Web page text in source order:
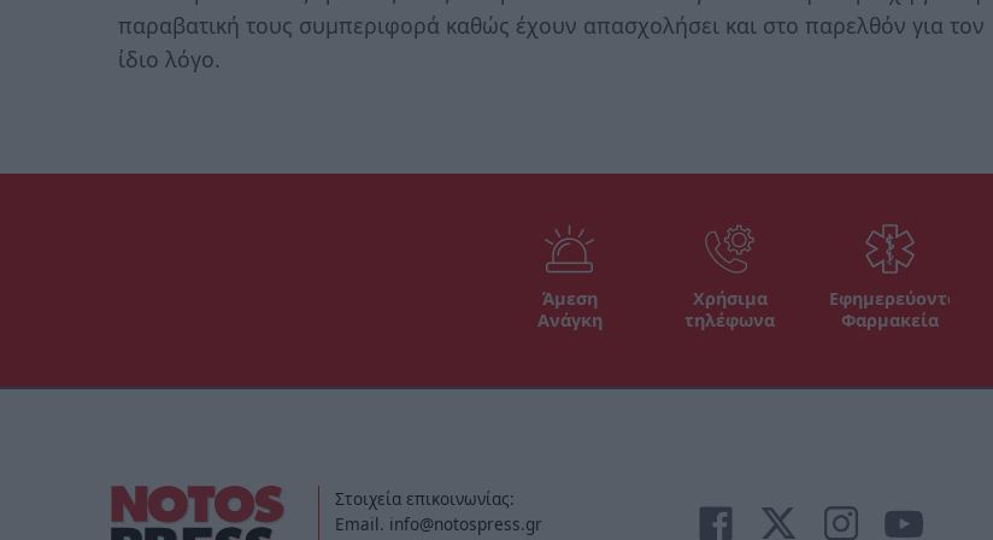
παραβατική τους συμπεριφορά καθώς έχουν απασχολήσει και στο παρελθόν για τον
ίδιο λόγο.
Άμεση
Ανάγκη
Χρήσιμα
τηλέφωνα
Εφημερεύοντα
Φαρμακεία
Στοιχεία επικοινωνίας:
Email. info@notospress.gr